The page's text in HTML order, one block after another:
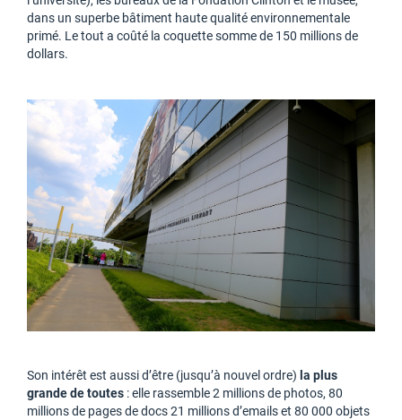
dans un superbe bâtiment haute qualité environnementale
primé. Le tout a coûté la coquette somme de 150 millions de
dollars.
Son intérêt est aussi d’être (jusqu’à nouvel ordre) la plus
grande de toutes : elle rassemble 2 millions de photos, 80
millions de pages de docs 21 millions d’emails et 80 000 objets